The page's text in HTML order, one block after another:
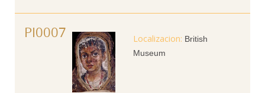
PI0007
British
Museum